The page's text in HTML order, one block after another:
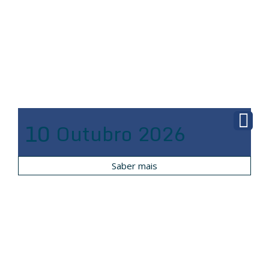
10 Outubro 2026
Saber mais